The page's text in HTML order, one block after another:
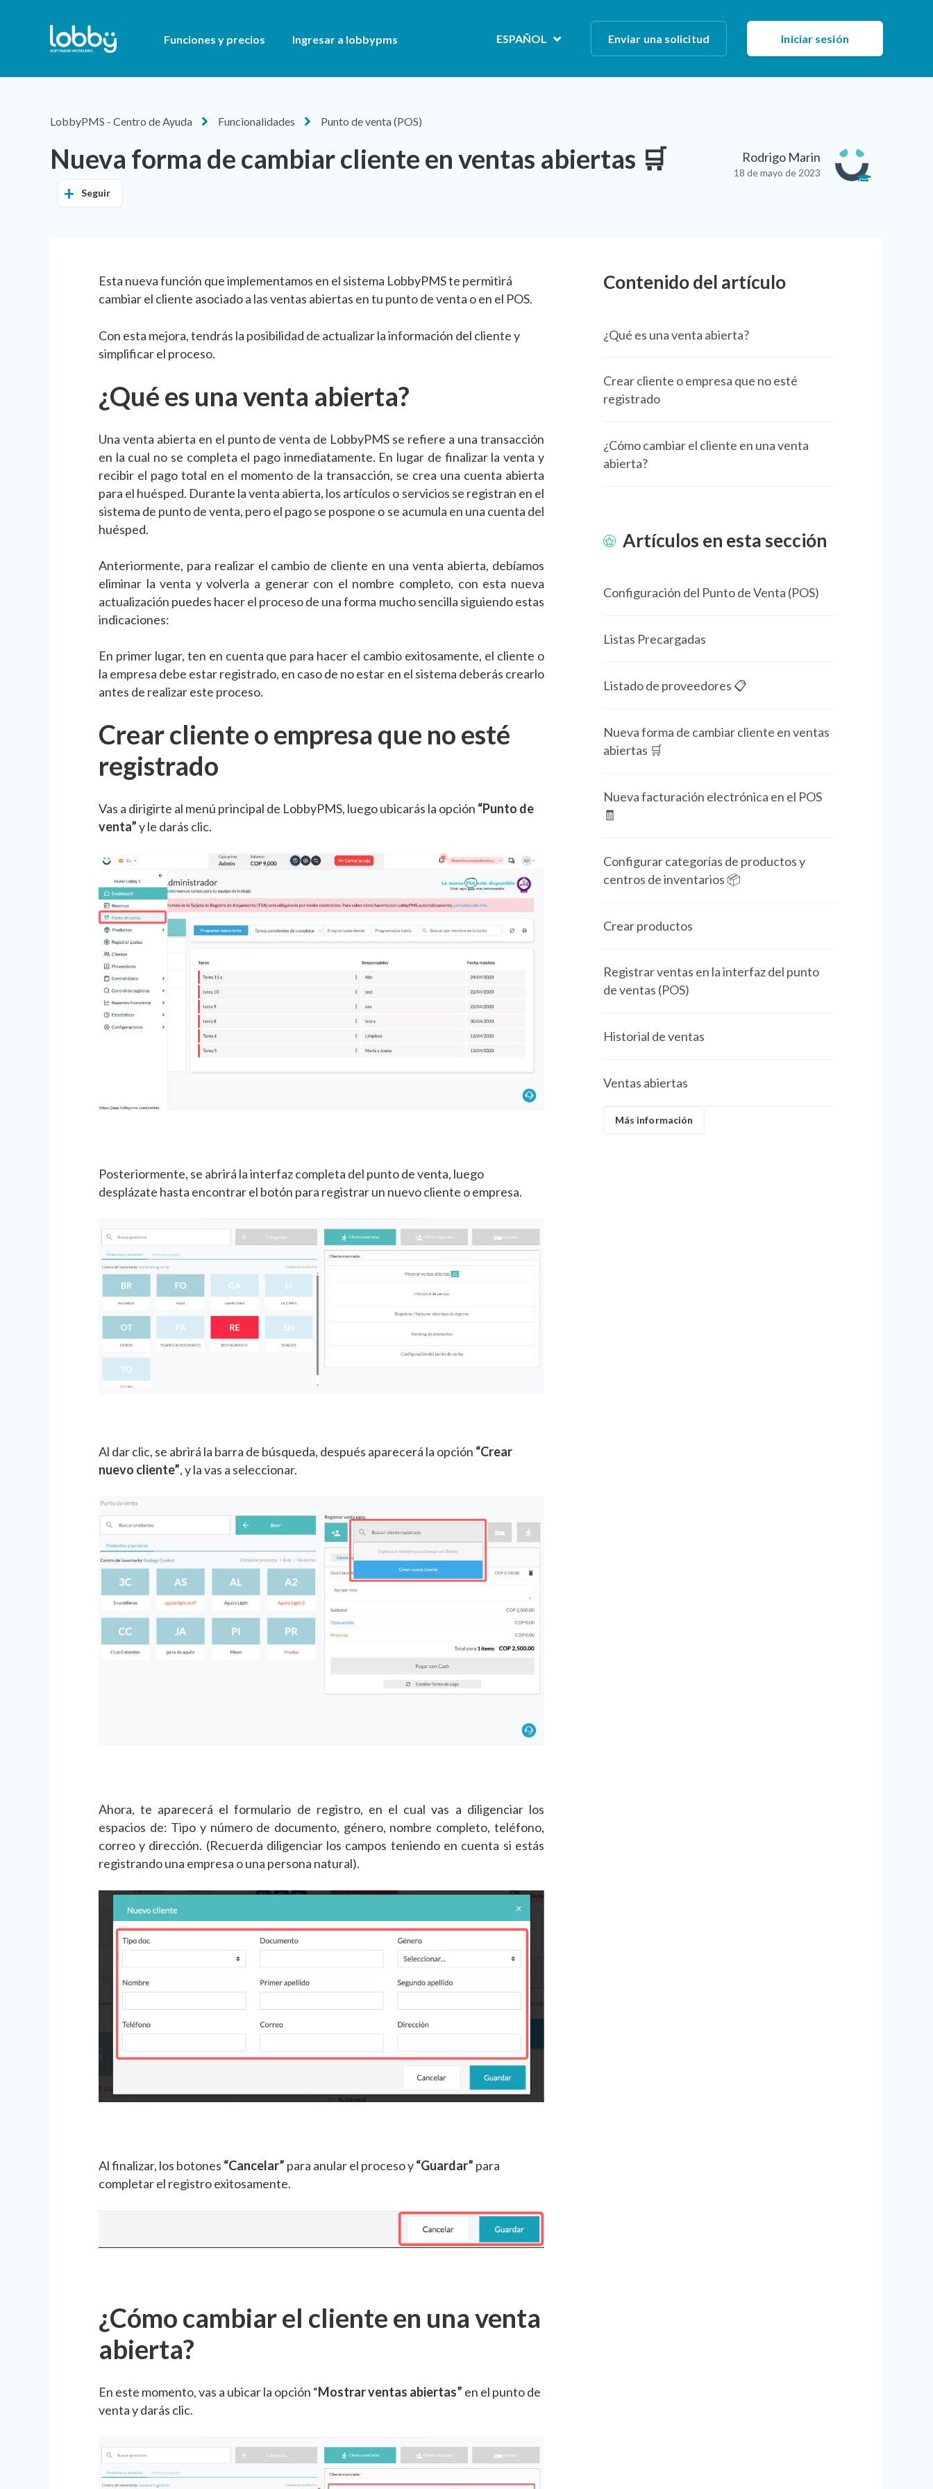
Funciones y precios Ingresar a lobbypms ESPAÑOL Enviar una solicitud Iniciar sesión
LobbyPMS - Centro de Ayuda Funcionalidades Punto de venta (POS)
Nueva forma de cambiar cliente en ventas abiertas 🛒
Seguir
Rodrigo Marin
18 de mayo de 2023
Esta nueva función que implementamos en el sistema LobbyPMS te permitirá
cambiar el cliente asociado a las ventas abiertas en tu punto de venta o en el POS.
Con esta mejora, tendrás la posibilidad de actualizar la información del cliente y
simplificar el proceso.
¿Qué es una venta abierta?
Una venta abierta en el punto de venta de LobbyPMS se refiere a una transacción
en la cual no se completa el pago inmediatamente. En lugar de finalizar la venta y
recibir el pago total en el momento de la transacción, se crea una cuenta abierta
para el huésped. Durante la venta abierta, los artículos o servicios se registran en el
sistema de punto de venta, pero el pago se pospone o se acumula en una cuenta del
huésped.
Anteriormente, para realizar el cambio de cliente en una venta abierta, debíamos
eliminar la venta y volverla a generar con el nombre completo, con esta nueva
actualización puedes hacer el proceso de una forma mucho sencilla siguiendo estas
indicaciones:
En primer lugar, ten en cuenta que para hacer el cambio exitosamente, el cliente o
la empresa debe estar registrado, en caso de no estar en el sistema deberás crearlo
antes de realizar este proceso.
Crear cliente o empresa que no esté
registrado
Vas a dirigirte al menú principal de LobbyPMS, luego ubicarás la opción “Punto de
venta”y le darás clic.
Posteriormente, se abrirá la interfaz completa del punto de venta, luego
desplázate hasta encontrar el botón para registrar un nuevo cliente o empresa.
Al dar clic, se abrirá la barra de búsqueda, después aparecerá la opción “Crear
nuevo cliente”, y la vas a seleccionar.
Ahora, te aparecerá el formulario de registro, en el cual vas a diligenciar los
espacios de: Tipo y número de documento, género, nombre completo, teléfono,
correo y dirección. (Recuerda diligenciar los campos teniendo en cuenta si estás
registrando una empresa o una persona natural).
Al finalizar, los botones “Cancelar” para anular el proceso y“Guardar” para
completar el registro exitosamente.
¿Cómo cambiar el cliente en una venta
abierta?
En este momento, vas a ubicar la opción “Mostrar ventas abiertas” en el punto de
venta y darás clic.
Contenido del artículo
¿Qué es una venta abierta?
Crear cliente o empresa que no esté
registrado
¿Cómo cambiar el cliente en una venta
abierta?
Artículos en esta sección
Configuración del Punto de Venta (POS)
Listas Precargadas
Listado de proveedores 📋
Nueva forma de cambiar cliente en ventas
abiertas 🛒
Nueva facturación electrónica en el POS
🧾
Configurar categorías de productos y
centros de inventarios 📦
Crear productos
Registrar ventas en la interfaz del punto
de ventas (POS)
Historial de ventas
Ventas abiertas
Más información